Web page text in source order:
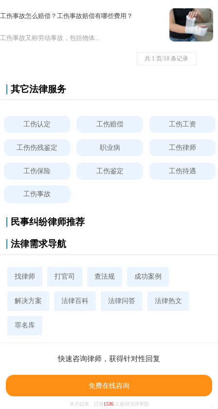
工伤事故怎么赔偿？工伤事故赔偿有哪些费用？
工伤事故又称劳动事故，包括物体...
共 1 页/18 条记录
其它法律服务
工伤认定 工伤赔偿 工伤工资
工伤伤残鉴定 职业病 工伤律师
工伤保险 工伤鉴定 工伤待遇
工伤事故
民事纠纷律师推荐
法律需求导航
找律师 打官司 查法规 成功案例
解决方案 法律百科 法律问答 法律热文
罪名库
快速咨询律师，获得针对性回复
免费在线咨询
本月以来，已有1536人获得法律帮助